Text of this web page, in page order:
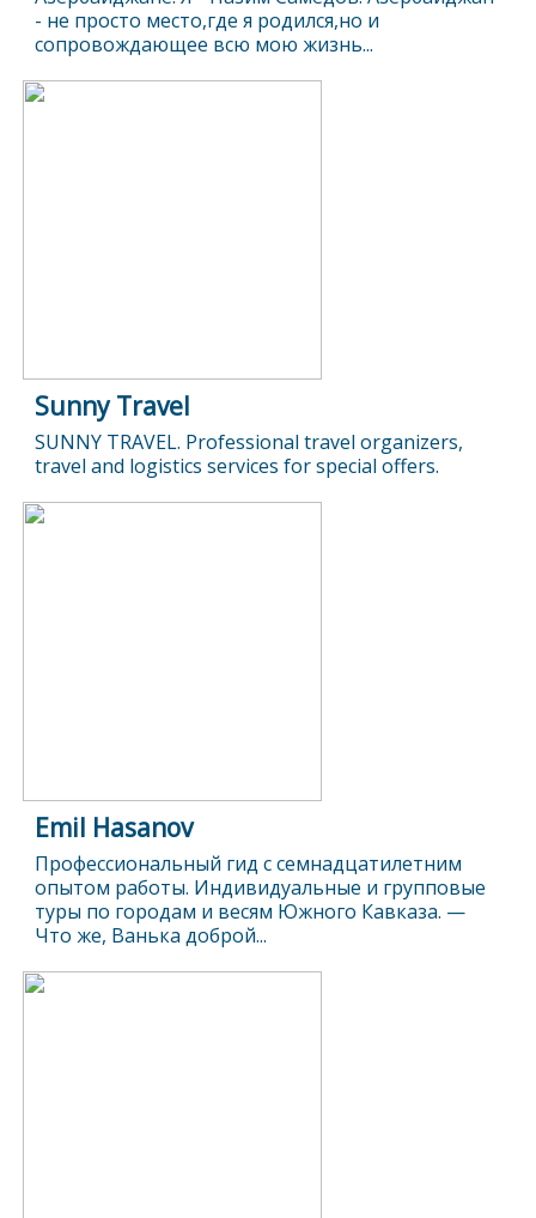
- не просто место,где я родился,но и
сопровождающее всю мою жизнь...
Sunny Travel
SUNNY TRAVEL. Professional travel organizers,
travel and logistics services for special offers.
Emil Hasanov
Профессиональный гид с семнадцатилетним
опытом работы. Индивидуальные и групповые
туры по городам и весям Южного Кавказа. —
Что же, Ванька доброй...